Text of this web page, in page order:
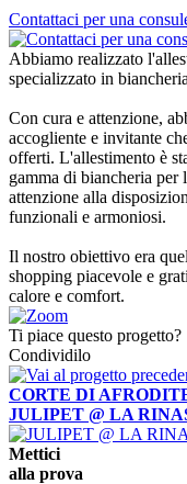
Contattaci per una
Abbiamo realizzato
specializzato in
Con cura e attenzione,
accogliente e invitante
offerti. L'allestimento è
gamma di biancheria per
attenzione alla
funzionali e armoniosi.
Il nostro obiettivo era
shopping piacevole e
calore e comfort.
Ti piace questo progetto?
Condividilo
CORTE DI
JULIPET @ LA
Mettici
alla prova